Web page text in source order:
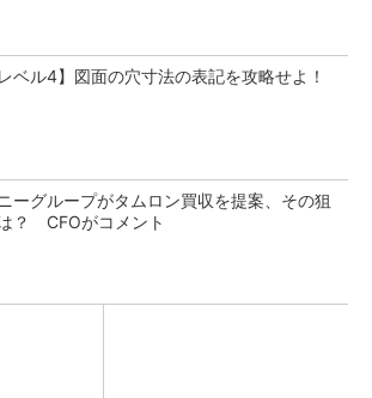
レベル4】図面の穴寸法の表記を攻略せよ！
ーグループがタムロン買収を提案、その狙
？ CFOがコメント